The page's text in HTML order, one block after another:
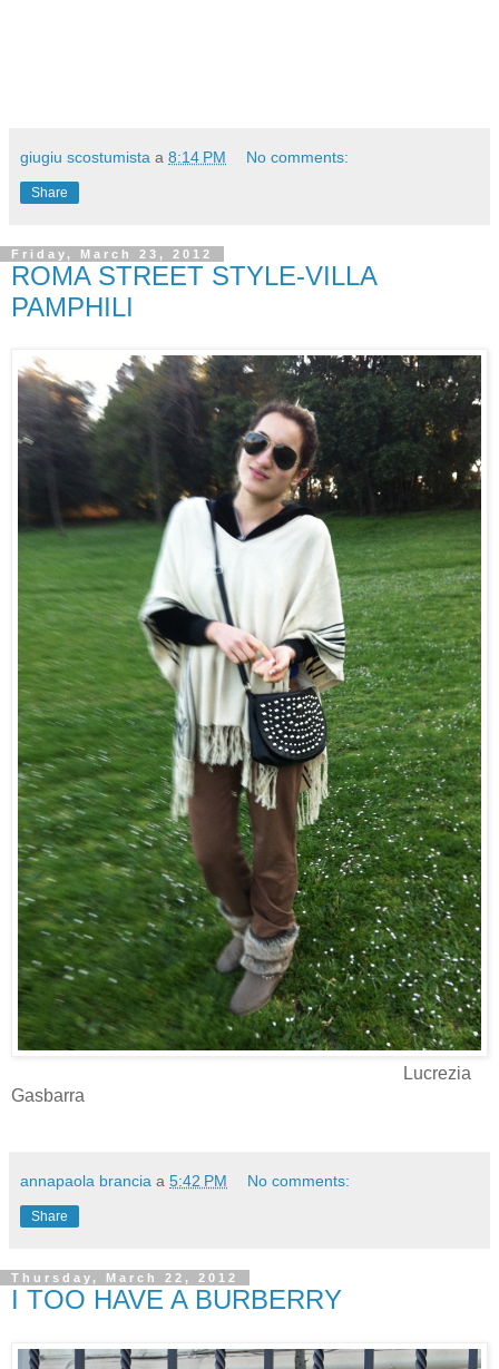
giugiu scostumista a 8:14 PM No comments:
Share
Friday, March 23, 2012
ROMA STREET STYLE-VILLA
PAMPHILI
Lucrezia
Gasbarra
annapaola brancia a 5:42 PM No comments:
Share
Thursday, March 22, 2012
I TOO HAVE A BURBERRY